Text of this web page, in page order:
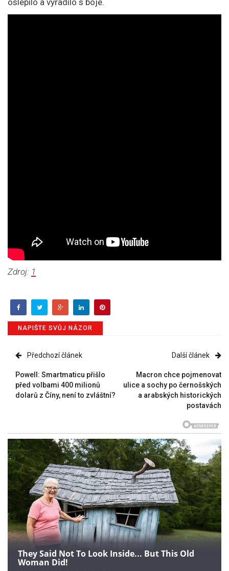
oslepilo a vyřadilo s boje.
Zdroj: 1
NAPIŠTE SVŮJ NÁZOR
Předchozí článek
Powell: Smartmaticu přišlo
před volbami 400 milionů
dolarů z Číny, není to zvláštní?
Další článek
Macron chce pojmenovat
ulice a sochy po černošských
a arabských historických
postavách